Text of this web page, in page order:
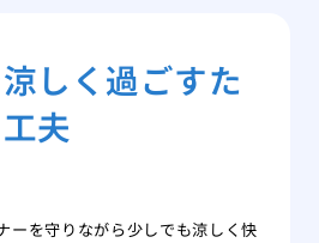
しく過ごすた
夫
ーを守りながら少しでも涼しく快